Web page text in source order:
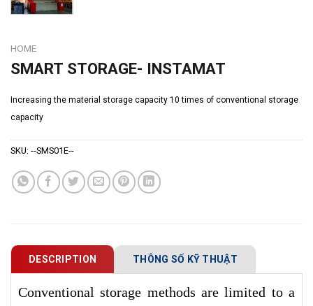
HOME
SMART STORAGE- INSTAMAT
Increasing the material storage capacity 10 times of conventional storage
capacity
SKU: --SMS01E--
DESCRIPTION THÔNG SỐ KỸ THUẬT
Conventional storage methods are limited to a